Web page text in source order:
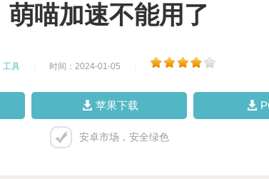
萌喵加速不能用了
工具 时间：2024-01-05
苹果下载
安卓市场，安全绿色